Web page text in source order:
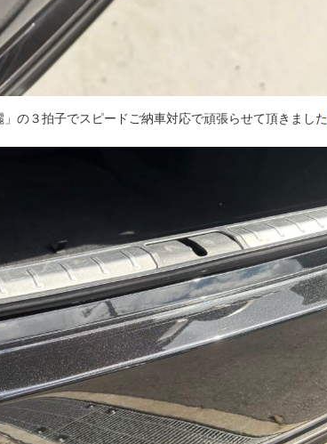
」の３拍子でスピードご納車対応で頑張らせて頂きました